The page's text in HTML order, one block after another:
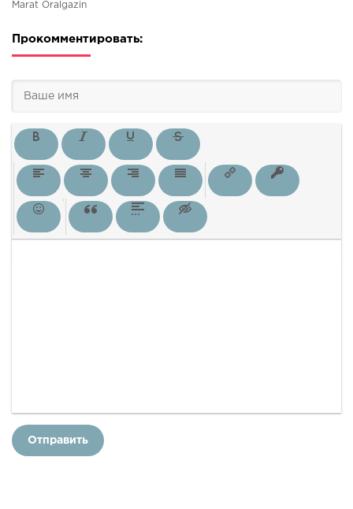
Marat Oralgazin
Прокомментировать:
Отправить